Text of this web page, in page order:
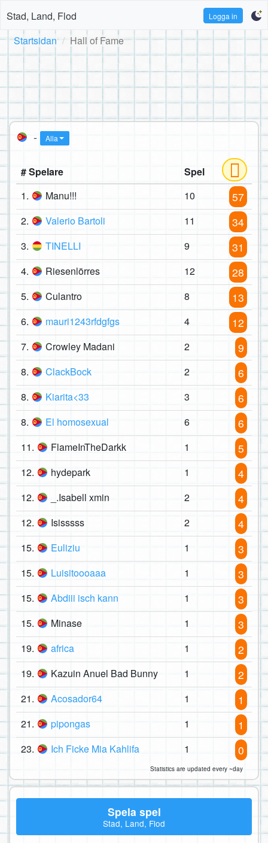
Stad, Land, Flod Logga in
Startsidan Hall of Fame
- Alla
# Spelare
Spel
1.
Manu!!! 10 57
2. Valerio Bartoli 11 34
3. TINELLI 9 31
4. Riesenlörres 12 28
5. Culantro 8 13
6. mauri1243rfdgfgs 4 12
7. Crowley Madani 2 9
8. ClackBock 2 6
8. Kiarita<33 3 6
8. El homosexual 6 6
11. FlameInTheDarkk 1 5
12. hydepark 1 4
12. _.Isabell xmin 2 4
12. Isisssss 2 4
15. Euliziu 1 3
15. Luisitoooaaa 1 3
15. Abdiii isch kann 1 3
15. Minase 1 3
19. africa 1 2
19. Kazuin Anuel Bad Bunny 1 2
21. Acosador64 1 1
21. pipongas 1 1
23. Ich Ficke Mia Kahlifa 1 0
Statistics are updated every ~day
Spela spel
Stad, Land, Flod